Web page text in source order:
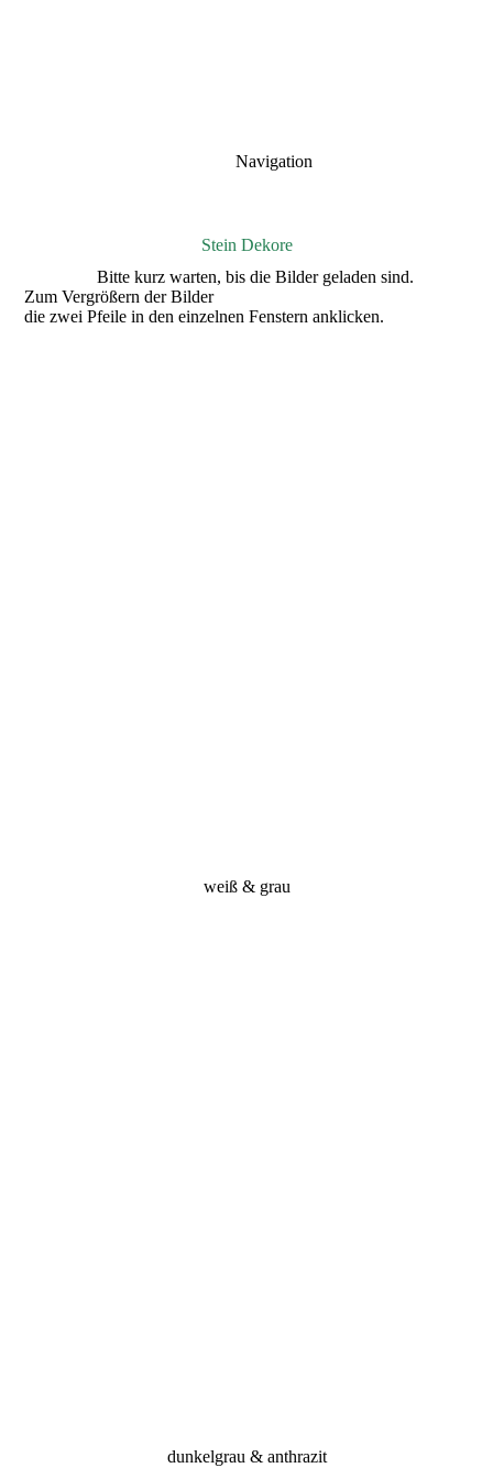
Navigation
Stein Dekore
Bitte kurz warten, bis die Bilder geladen sind.
Zum Vergrößern der Bilder
die zwei Pfeile in den einzelnen Fenstern anklicken.
weiß & grau
dunkelgrau & anthrazit